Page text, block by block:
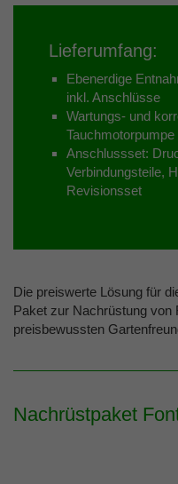
Lieferumfang:
Ebenerdige
inkl. Anschlüsse
Wartungs- und
Tauchmotorpumpe
Anschlussset:
Verbindungsteile,
Revisionsset
Die preiswerte Lösung für
Paket zur Nachrüstung von
preisbewussten
Nachrüstpaket